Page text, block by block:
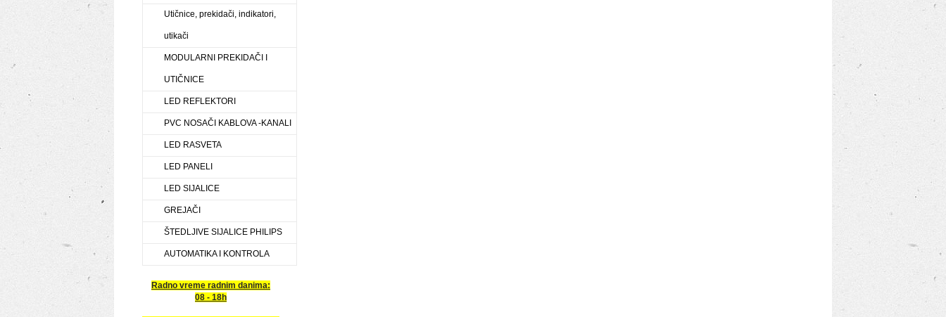
Utičnice, prekidači, indikatori,
utikači
MODULARNI PREKIDAČI I
UTIČNICE
LED REFLEKTORI
PVC NOSAČI KABLOVA -KANALI
LED RASVETA
LED PANELI
LED SIJALICE
GREJAČI
ŠTEDLJIVE SIJALICE PHILIPS
AUTOMATIKA I KONTROLA
Radno vreme radnim danima:
08 - 18h